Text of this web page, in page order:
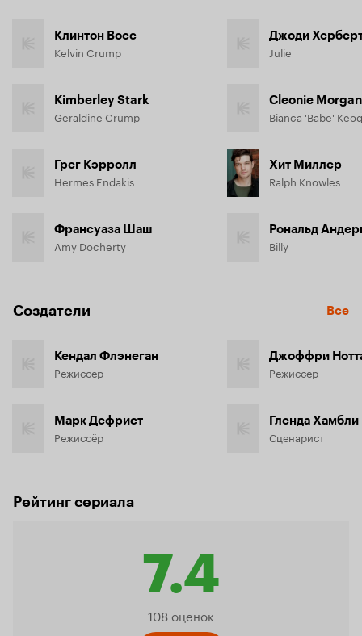
Клинтон Восс
Kelvin Crump
Kimberley Stark
Geraldine Crump
Грег Кэрролл
Hermes Endakis
Франсуаза Шаш
Amy Docherty
Джоди
Julie
Cleonie
Bianca 'Babe'
Хит Миллер
Ralph Knowles
Рональд
Billy
Создатели Все
Кендал Флэнеган
Режиссёр
Марк Дефрист
Режиссёр
Джоффри
Режиссёр
Гленда Хамбли
Сценарист
Рейтинг сериала
7.4
Рейтинг
108 оценок